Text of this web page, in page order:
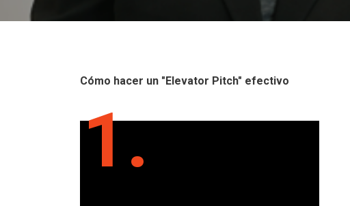
Cómo hacer un "Elevator Pitch" efectivo
1.